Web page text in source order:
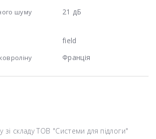
зі складу ТОВ "Системи для підлоги"
шуму
21 дБ
field
Франція